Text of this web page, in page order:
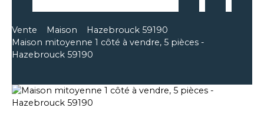
Vente Maison
Hazebrouck 59190
Maison mitoyenne 1 côté à vendre, 5 pièces -
Hazebrouck 59190